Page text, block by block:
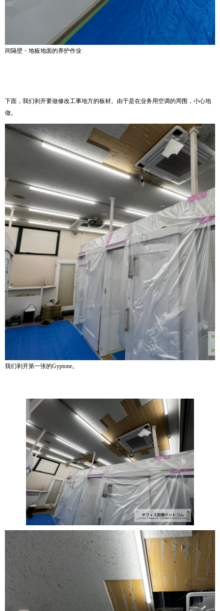
间隔壁・地板地面的养护作业
下面，我们剥开要做修改工事地方的板材。由于是在业务用空调的周围，小心地
做。
我们剥开第一张的Gyptone。